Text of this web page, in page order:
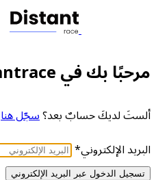
مرحبًا بك في Distantrace
ألستَ لديكَ حسابٌ بعد؟سجّل هنا
البريد الإلكتروني*
تسجيل الدخول عبر البريد الإلكتروني